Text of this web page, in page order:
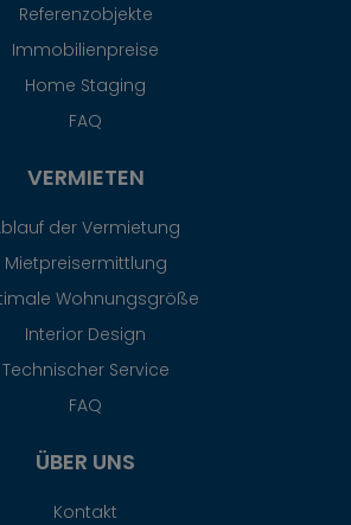
Referenzobjekte
Immobilienpreise
Home Staging
FAQ
VERMIETEN
der Vermietung
Mietpreisermittlung
Wohnungsgröße
Interior Design
Technischer Service
FAQ
ÜBER UNS
Kontakt